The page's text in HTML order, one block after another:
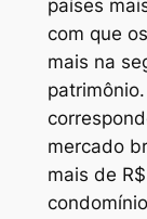
países
com que
mais na
mercado
mais de